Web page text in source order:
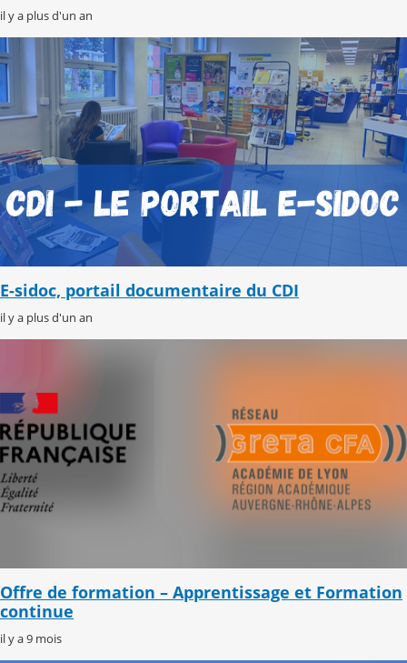
il y a plus d'un an
E-sidoc, portail documentaire du CDI
il y a plus d'un an
Offre de formation – Apprentissage et Formation
continue
il y a 9 mois